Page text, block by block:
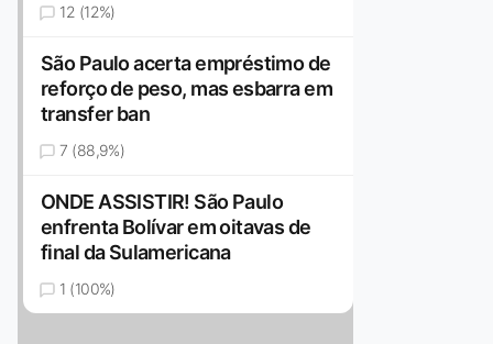
12 (12%)
São Paulo acerta empréstimo de
reforço de peso, mas esbarra em
transfer ban
7 (88,9%)
ONDE ASSISTIR! São Paulo
enfrenta Bolívar em oitavas de
final da Sulamericana
1 (100%)